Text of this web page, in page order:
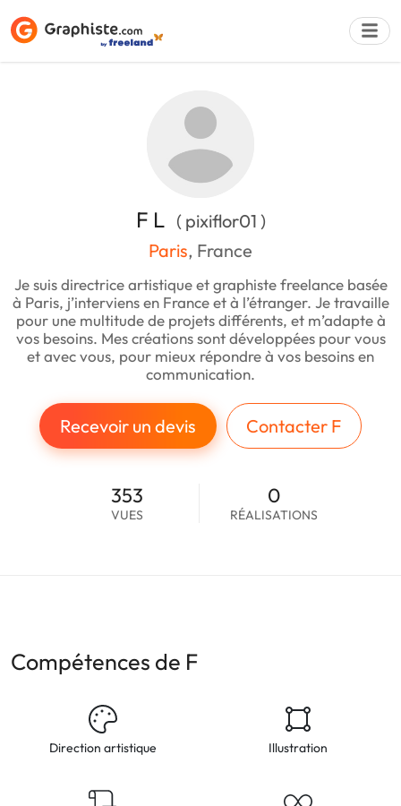
F L ( pixiflor01 )
Paris, France
Je suis directrice artistique et graphiste freelance basée
à Paris, j’interviens en France et à l’étranger. Je travaille
pour une multitude de projets différents, et m’adapte à
vos besoins. Mes créations sont développées pour vous
et avec vous, pour mieux répondre à vos besoins en
communication.
Recevoir un devis Contacter F
353
VUES
0
RÉALISATIONS
Compétences de F
Direction artistique Illustration